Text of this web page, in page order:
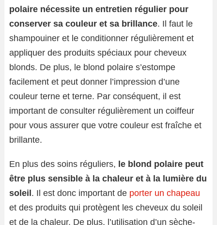
polaire nécessite un entretien régulier pour
conserver sa couleur et sa brillance. Il faut le
shampouiner et le conditionner régulièrement et
appliquer des produits spéciaux pour cheveux
blonds. De plus, le blond polaire s’estompe
facilement et peut donner l’impression d’une
couleur terne et terne. Par conséquent, il est
important de consulter régulièrement un coiffeur
pour vous assurer que votre couleur est fraîche et
brillante.
En plus des soins réguliers, le blond polaire peut
être plus sensible à la chaleur et à la lumière du
soleil. Il est donc important de porter un chapeau
et des produits qui protègent les cheveux du soleil
et de la chaleur. De plus, l’utilisation d’un sèche-